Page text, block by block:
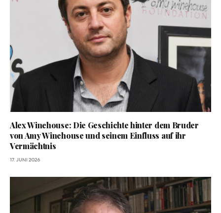
Alex Winehouse: Die Geschichte hinter dem Bruder
von Amy Winehouse und seinem Einfluss auf ihr
Vermächtnis
17. JUNI 2026